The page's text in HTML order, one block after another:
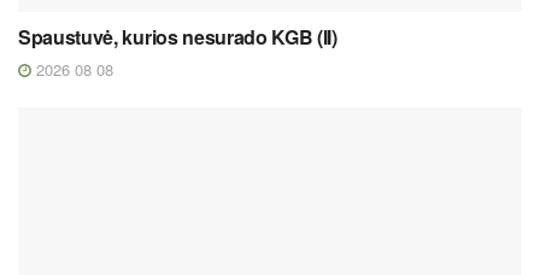
Spaustuvė, kurios nesurado KGB (II)
2026 08 08